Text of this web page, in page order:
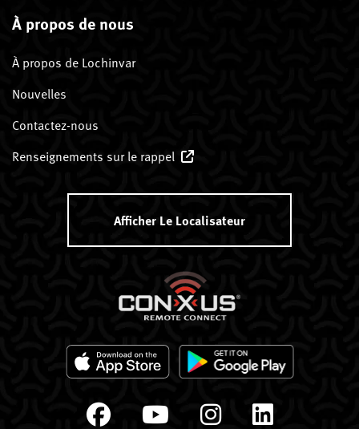
À propos de nous
À propos de Lochinvar
Nouvelles
Contactez-nous
Renseignements sur le rappel
Afficher Le Localisateur